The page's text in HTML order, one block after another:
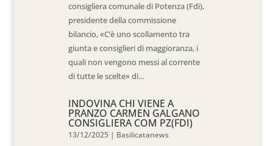
consigliera comunale di Potenza (Fdi),
presidente della commissione
bilancio, «C’è uno scollamento tra
giunta e consiglieri di maggioranza, i
quali non vengono messi al corrente
di tutte le scelte» di...
INDOVINA CHI VIENE A
PRANZO CARMEN GALGANO
CONSIGLIERA COM PZ(FDI)
13/12/2025 | Basilicatanews